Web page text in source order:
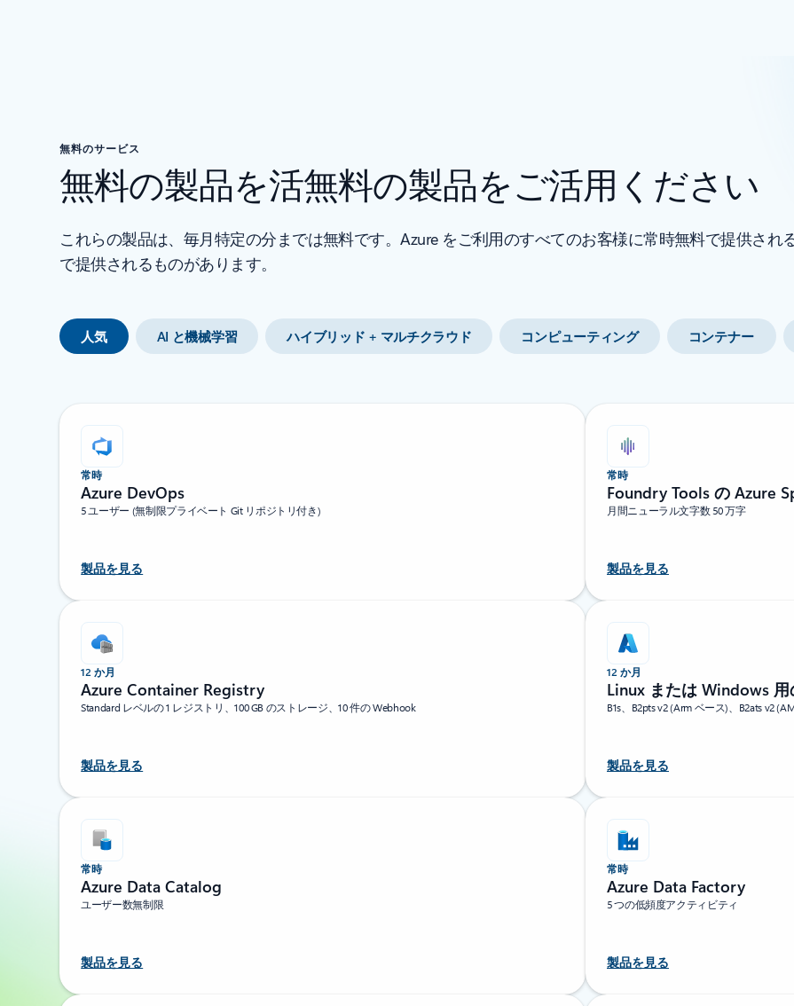
無料のサービス
無料の製品を活無料の製品をご活用ください
これらの製品は、毎月特定の分までは無料です。Azure をご利用のすべてのお客様に常時無料で提供され
で提供されるものがあります。
人気 AI と機械学習 ハイブリッド + マルチクラウド コンピューティング コンテナー
常時
Azure DevOps
5 ユーザー (無制限プライベート Git リポジトリ付き)
製品を見る
常時
Foundry Tools の Azure
月間ニューラル文字数 50 万字
製品を見る
12 か月
Azure Container Registry
Standard レベルの 1 レジストリ、100 GB のストレージ、10 件の Webhook
製品を見る
12 か月
Linux または Windows
B1s、B2pts v2 (Arm ベース)、B2ats v2
製品を見る
常時
Azure Data Catalog
ユーザー数無制限
製品を見る
常時
Azure Data Factory
5 つの低頻度アクティビティ
製品を見る